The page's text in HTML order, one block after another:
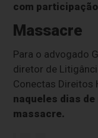
com
Massacre
Para o advogado
diretor de
Conectas Direitos
naqueles dias
massacre.